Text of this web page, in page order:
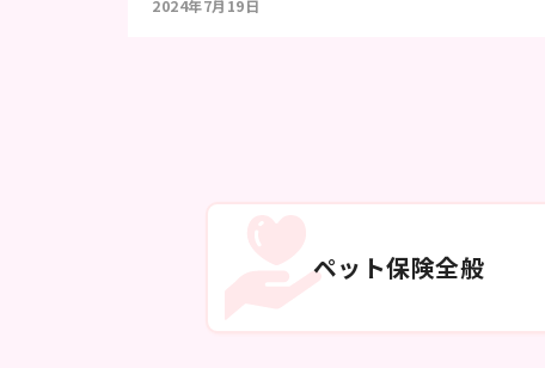
2024年7月19日
ペット保険全般